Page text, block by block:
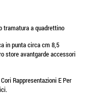
tramatura a quadrettino
in punta circa cm 8,5
store avantgarde accessori
Rappresentazioni E Per